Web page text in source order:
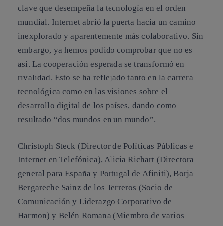
clave que desempeña la tecnología en el orden
mundial. Internet abrió la puerta hacia un camino
inexplorado y aparentemente más colaborativo. Sin
embargo, ya hemos podido comprobar que no es
así. La cooperación esperada se transformó en
rivalidad. Esto se ha reflejado tanto en la carrera
tecnológica como en las visiones sobre el
desarrollo digital de los países, dando como
resultado “dos mundos en un mundo”.
Christoph Steck (Director de Políticas Públicas e
Internet en Telefónica), Alicia Richart (Directora
general para España y Portugal de Afiniti), Borja
Bergareche Sainz de los Terreros (Socio de
Comunicación y Liderazgo Corporativo de
Harmon) y Belén Romana (Miembro de varios